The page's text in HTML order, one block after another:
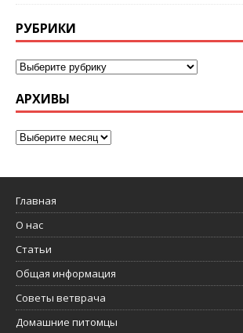
РУБРИКИ
АРХИВЫ
Главная
О нас
Статьи
Общая информация
Советы ветврача
Домашние питомцы